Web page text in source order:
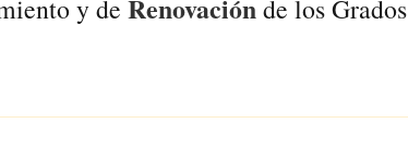
y de Renovaciónde los Grados